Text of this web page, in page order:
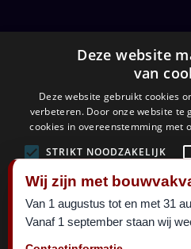
Hou mij op de hoogte over
©Maatkracht sinds 1999.
trappen. Alle
Wij zijn met
Van 1 augustus tot en met 31
Vanaf 1 september staan wij
Deze website
van
Deze website gebruikt cookies
verbeteren. Door onze website te
cookies in overeenstemming met
STRIKT NOODZAKELIJK
TARGETING
ALLES ACCEPTEREN